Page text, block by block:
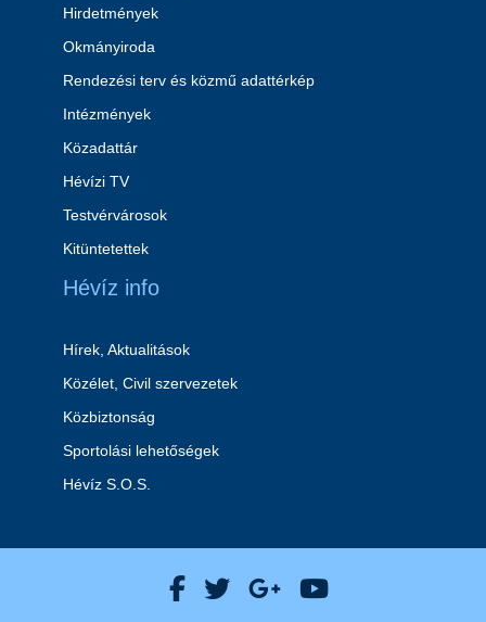
Hirdetmények
Okmányiroda
Rendezési terv és közmű adattérkép
Intézmények
Közadattár
Hévízi TV
Testvérvárosok
Kitüntetettek
Hévíz info
Hírek, Aktualitások
Közélet, Civil szervezetek
Közbiztonság
Sportolási lehetőségek
Hévíz S.O.S.
Hévíz Város Facebook
Hévíz Város X
Hévíz Város
Hévíz Város